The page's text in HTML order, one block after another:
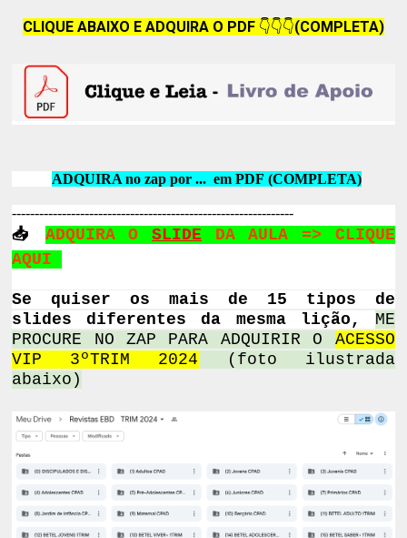
CLIQUE ABAIXO E ADQUIRA O PDF👇👇👇(COMPLETA)
ADQUIRA no zap por ... em PDF (COMPLETA)
--------------------------------------------------------------
📥 ADQUIRA O SLIDE DA AULA => CLIQUE
AQUI
Se quiser os mais de 15 tipos de
slides diferentes da mesma lição, ME
PROCURE NO ZAP PARA ADQUIRIR O ACESSO
VIP 3ºTRIM 2024 (foto ilustrada
abaixo)